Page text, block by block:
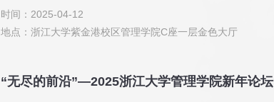
时间：2025-04-12
地点：浙江大学紫金港校区管理学院C座一层金色大厅
“无尽的前沿”—2025浙江大学管理学院新年论坛